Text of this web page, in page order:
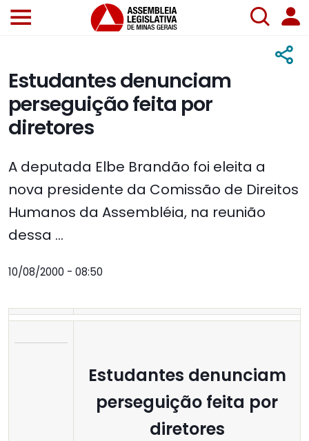
Estudantes denunciam
perseguição feita por
diretores
A deputada Elbe Brandão foi eleita a
nova presidente da Comissão de Direitos
Humanos da Assembléia, na reunião
dessa ...
10/08/2000 - 08:50
Estudantes denunciam
perseguição feita por
diretores